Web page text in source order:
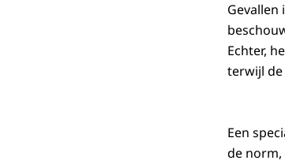
Gevallen
Echter,
terwijl
Een
de